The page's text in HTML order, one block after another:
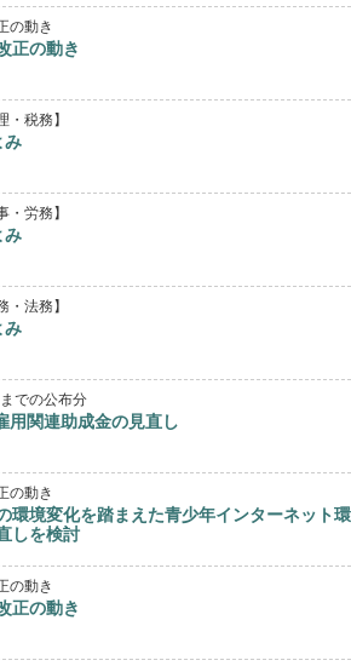
の動き
正の動き
・税務】
み
・労務】
み
・法務】
み
での公布分
用関連助成金の見直し
の動き
環境変化を踏まえた青少年インターネット環
しを検討
の動き
正の動き